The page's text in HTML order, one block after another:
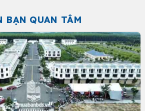
BẠN QUAN TÂM